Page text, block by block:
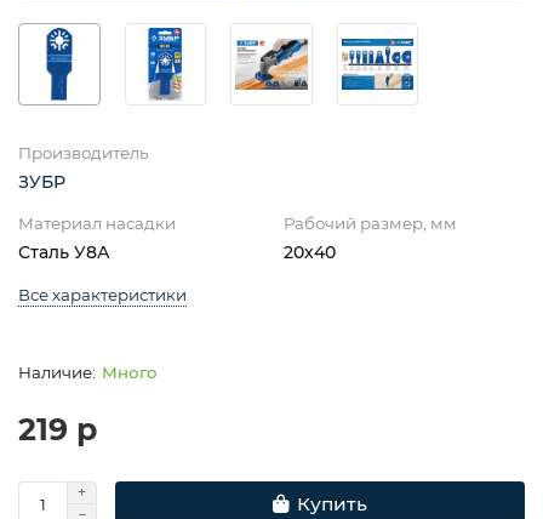
Производитель
ЗУБР
Материал насадки
Сталь У8А
Рабочий размер, мм
20х40
Все характеристики
Много
219 р
Купить